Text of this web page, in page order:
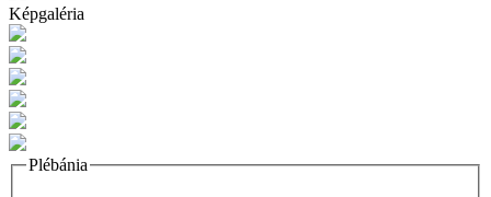
Képgaléria
Plébánia